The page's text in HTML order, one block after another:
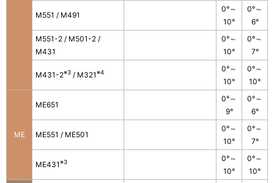
M551 / M491
0°～
10°
0°～
6°
M551-2 / M501-2 /
M431
0°～
10°
0°～
7°
M431-2※3 / M321※4
0°～
10°
0°～
10°
ME
ME651
0°～
9°
0°～
6°
ME551 / ME501
0°～
10°
0°～
7°
ME431※3
0°～
10°
0°～
10°